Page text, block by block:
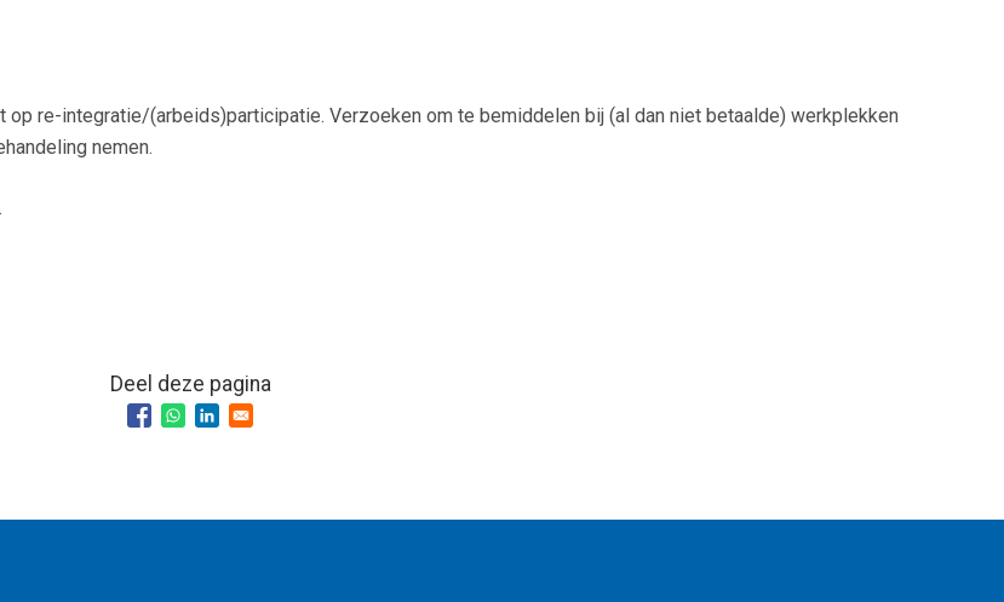
op re-integratie/(arbeids)participatie. Verzoeken om te bemiddelen bij (al dan niet betaalde) werkplekken
nemen.
Deel deze pagina